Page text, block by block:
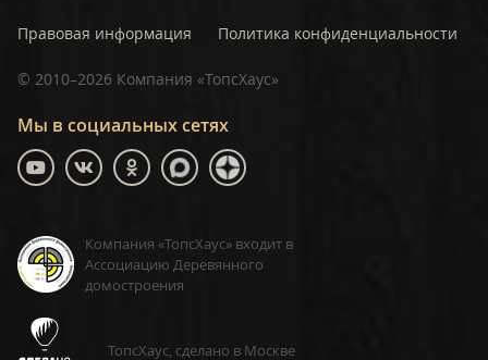
Мы в социальных сетях
Компания «ТопсХаус» входит в
Ассоциацию Деревянного
домостроения
ТопсХаус, сделано в Москве
Правовая информация Политика конфиденциальности
© 2010–2026 Компания «ТопсХаус»